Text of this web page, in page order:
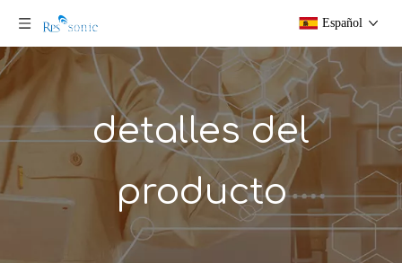
Español
detalles del
producto
corte de alimentos 35kHz ultrasónico proporciona superficie de corte hermosa Sistemas de sellado de tubos plásticos ultrasónicos ajustables de 20 kHz